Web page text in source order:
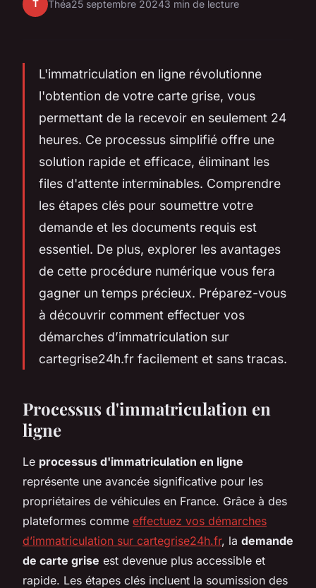
T Théa25 septembre 20243 min de lecture
L'immatriculation en ligne révolutionne
l'obtention de votre carte grise, vous
permettant de la recevoir en seulement 24
heures. Ce processus simplifié offre une
solution rapide et efficace, éliminant les
files d'attente interminables. Comprendre
les étapes clés pour soumettre votre
demande et les documents requis est
essentiel. De plus, explorer les avantages
de cette procédure numérique vous fera
gagner un temps précieux. Préparez-vous
à découvrir comment effectuer vos
démarches d’immatriculation sur
cartegrise24h.fr facilement et sans tracas.
Processus d'immatriculation en
ligne
Le processus d'immatriculation en ligne
représente une avancée significative pour les
propriétaires de véhicules en France. Grâce à des
plateformes comme effectuez vos démarches
d’immatriculation sur cartegrise24h.fr, la demande
de carte grise est devenue plus accessible et
rapide. Les étapes clés incluent la soumission des